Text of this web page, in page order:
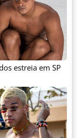
estreia em SP